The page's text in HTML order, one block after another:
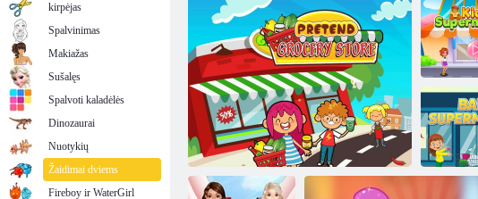
Mano prekybos centro istorija
LOL
Vaikų
kirpėjas
Spalvinimas
Makiažas
Sušalęs
Spalvoti kaladėlės
Dinozaurai
Nuotykių
Žaidimai dviems
Fireboy ir WaterGirl